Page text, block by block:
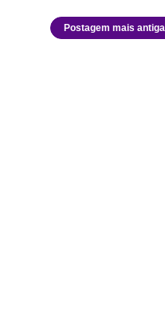
Postagem mais antiga